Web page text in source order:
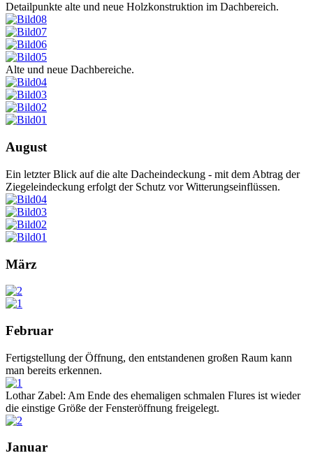
Detailpunkte alte und neue Holzkonstruktion im Dachbereich.
Alte und neue Dachbereiche.
August
Ein letzter Blick auf die alte Dacheindeckung - mit dem Abtrag der
Ziegeleindeckung erfolgt der Schutz vor Witterungseinflüssen.
März
Februar
Fertigstellung der Öffnung, den entstandenen großen Raum kann
man bereits erkennen.
Lothar Zabel: Am Ende des ehemaligen schmalen Flures ist wieder
die einstige Größe der Fensteröffnung freigelegt.
Januar